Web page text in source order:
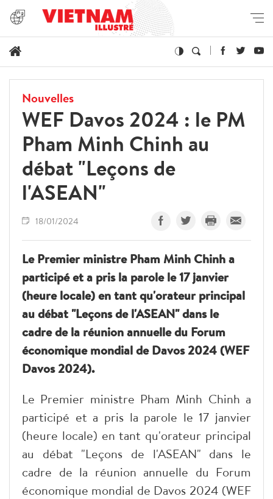
Nouvelles
WEF Davos 2024 : le PM
Pham Minh Chinh au
débat "Leçons de
l'ASEAN"
18/01/2024
Le Premier ministre Pham Minh Chinh a
participé et a pris la parole le 17 janvier
(heure locale) en tant qu'orateur principal
au débat "Leçons de l'ASEAN" dans le
cadre de la réunion annuelle du Forum
économique mondial de Davos 2024 (WEF
Davos 2024).
Le Premier ministre Pham Minh Chinh a
participé et a pris la parole le 17 janvier
(heure locale) en tant qu'orateur principal
au débat "Leçons de l'ASEAN" dans le
cadre de la réunion annuelle du Forum
économique mondial de Davos 2024 (WEF